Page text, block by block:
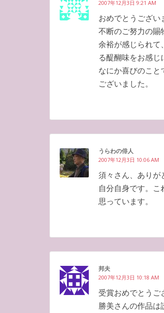
2007年12月3日 9:21 AM
おめでとうござい
不断のご努力の賜
余裕が感じられて
る醍醐味をお感
なにか喜びのこと
ございました。
うらわの俳人
2007年12月3日 10:06 AM
須々さん、ありが
自分自身です。
思っています。
邦夫
2007年12月3日 10:18 AM
受賞おめでとうご
勝美さんの作品は